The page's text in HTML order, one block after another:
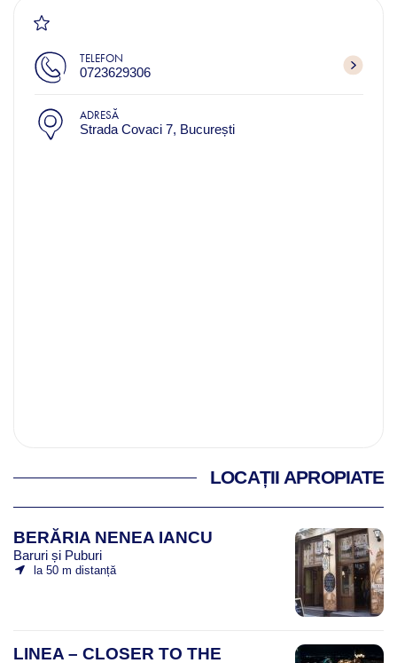
TELEFON
0723629306
ADRESĂ
Strada Covaci 7, București
LOCAȚII APROPIATE
BERĂRIA NENEA IANCU
Baruri și Puburi
la 50 m distanță
LINEA – CLOSER TO THE